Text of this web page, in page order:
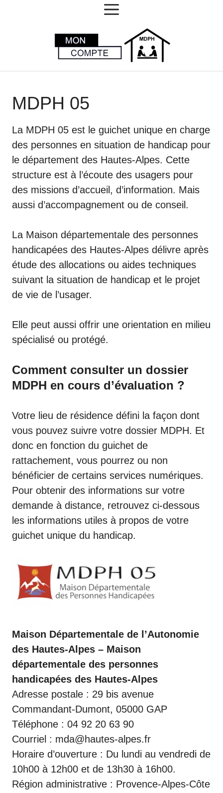
MENU
MDPH 05
La MDPH 05 est le guichet unique en charge
des personnes en situation de handicap pour
le département des Hautes-Alpes. Cette
structure est à l’écoute des usagers pour
des missions d’accueil, d’information. Mais
aussi d’accompagnement ou de conseil.
La Maison départementale des personnes
handicapées des Hautes-Alpes délivre après
étude des allocations ou aides techniques
suivant la situation de handicap et le projet
de vie de l’usager.
Elle peut aussi offrir une orientation en milieu
spécialisé ou protégé.
Comment consulter un dossier
MDPH en cours d’évaluation ?
Votre lieu de résidence défini la façon dont
vous pouvez suivre votre dossier MDPH. Et
donc en fonction du guichet de
rattachement, vous pourrez ou non
bénéficier de certains services numériques.
Pour obtenir des informations sur votre
demande à distance, retrouvez ci-dessous
les informations utiles à propos de votre
guichet unique du handicap.
Maison Départementale de l’Autonomie
des Hautes-Alpes – Maison
départementale des personnes
handicapées des Hautes-Alpes
Adresse postale : 29 bis avenue
Commandant-Dumont, 05000 GAP
Téléphone : 04 92 20 63 90
Courriel : mda@hautes-alpes.fr
Horaire d’ouverture : Du lundi au vendredi de
10h00 à 12h00 et de 13h30 à 16h00.
Région administrative : Provence-Alpes-Côte